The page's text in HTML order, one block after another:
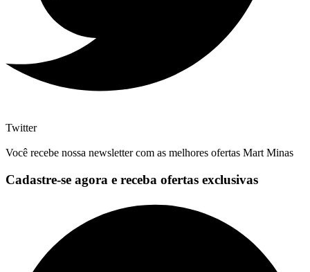
Twitter
Você recebe nossa newsletter com as melhores ofertas Mart Minas
Cadastre-se agora e receba ofertas exclusivas